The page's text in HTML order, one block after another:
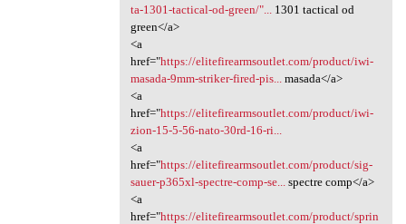
ta-1301-tactical-od-green/"...
1301 tactical od
green</a>
<a
href="https://elitefirearmsoutlet.com/product/iwi-
masada-9mm-striker-fired-pis...
masada</a>
<a
href="https://elitefirearmsoutlet.com/product/iwi-
zion-15-5-56-nato-30rd-16-ri...
<a
href="https://elitefirearmsoutlet.com/product/sig-
sauer-p365xl-spectre-comp-se...
spectre comp</a>
<a
href="https://elitefirearmsoutlet.com/product/sprin